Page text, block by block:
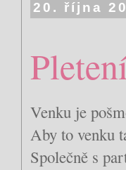
20. října
Venku je
Aby to venku
Společně s